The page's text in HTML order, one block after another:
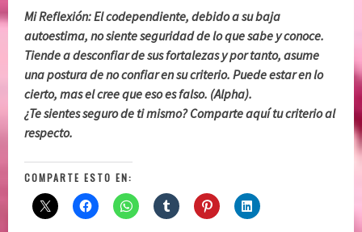
Mi Reflexión: El codependiente, debido a su baja
autoestima, no siente seguridad de lo que sabe y conoce.
Tiende a desconfiar de sus fortalezas y por tanto, asume
una postura de no confiar en su criterio. Puede estar en lo
cierto, mas el cree que eso es falso. (Alpha).
¿Te sientes seguro de ti mismo? Comparte aquí tu criterio al
respecto.
COMPARTE ESTO EN: